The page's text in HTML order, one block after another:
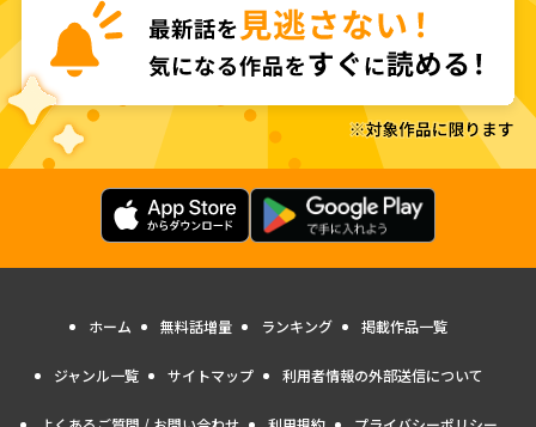
ホーム 無料話増量 ランキング 掲載作品一覧
ジャンル一覧 サイトマップ 利用者情報の外部送信について